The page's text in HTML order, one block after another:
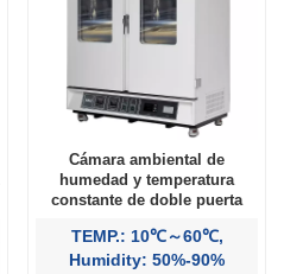
Cámara ambiental de
humedad y temperatura
constante de doble puerta
TEMP.: 10℃～60℃,
Humidity: 50%-90%